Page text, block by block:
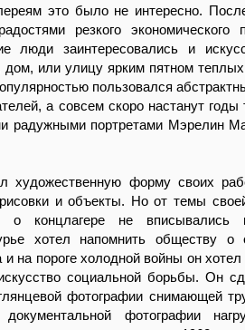
это было не интересно.
резкого
люди заинтересовались и
дом, или улицу ярким пятном
пользовался
а совсем скоро настанут годы
радужными портретами Мэрелин
художественную форму своих
и объекты. Но от темы
о концлагере не вписывались
хотел напомнить обществу о
на пороге холодной войны он хотел
социальной борьбы. Он
фотографии снимающей
фотографии